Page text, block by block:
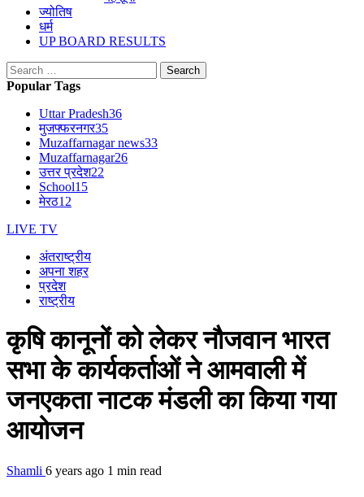
ज्योतिष
धर्म
UP BOARD RESULTS
Search
for:
Popular Tags
Uttar Pradesh36
मुजफ्फरनगर35
Muzaffarnagar news33
Muzaffarnagar26
उत्तर प्रदेश22
School15
मेरठ12
LIVE TV
अंतराष्ट्रीय
अपना शहर
प्रदेश
राष्ट्रीय
कृषि कानूनों को लेकर नौजवान भारत
सभा के कार्यकर्ताओं ने आमवाली में
जनएकता नाटक मंडली का किया गया
आयोजन
Shamli 6 years ago 1 min read